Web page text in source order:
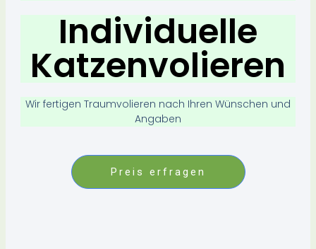
Individuelle
Katzenvolieren
Wir fertigen Traumvolieren nach Ihren Wünschen und
Angaben
Preis erfragen